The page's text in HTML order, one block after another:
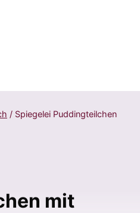
/ Spiegelei Puddingteilchen
mit